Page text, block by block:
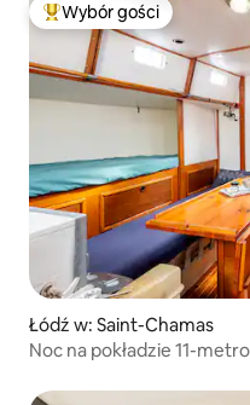
Najpopularniejsze z
Wybór gości
Łódź w: Saint-Chamas
Noc na pokładzie 11-